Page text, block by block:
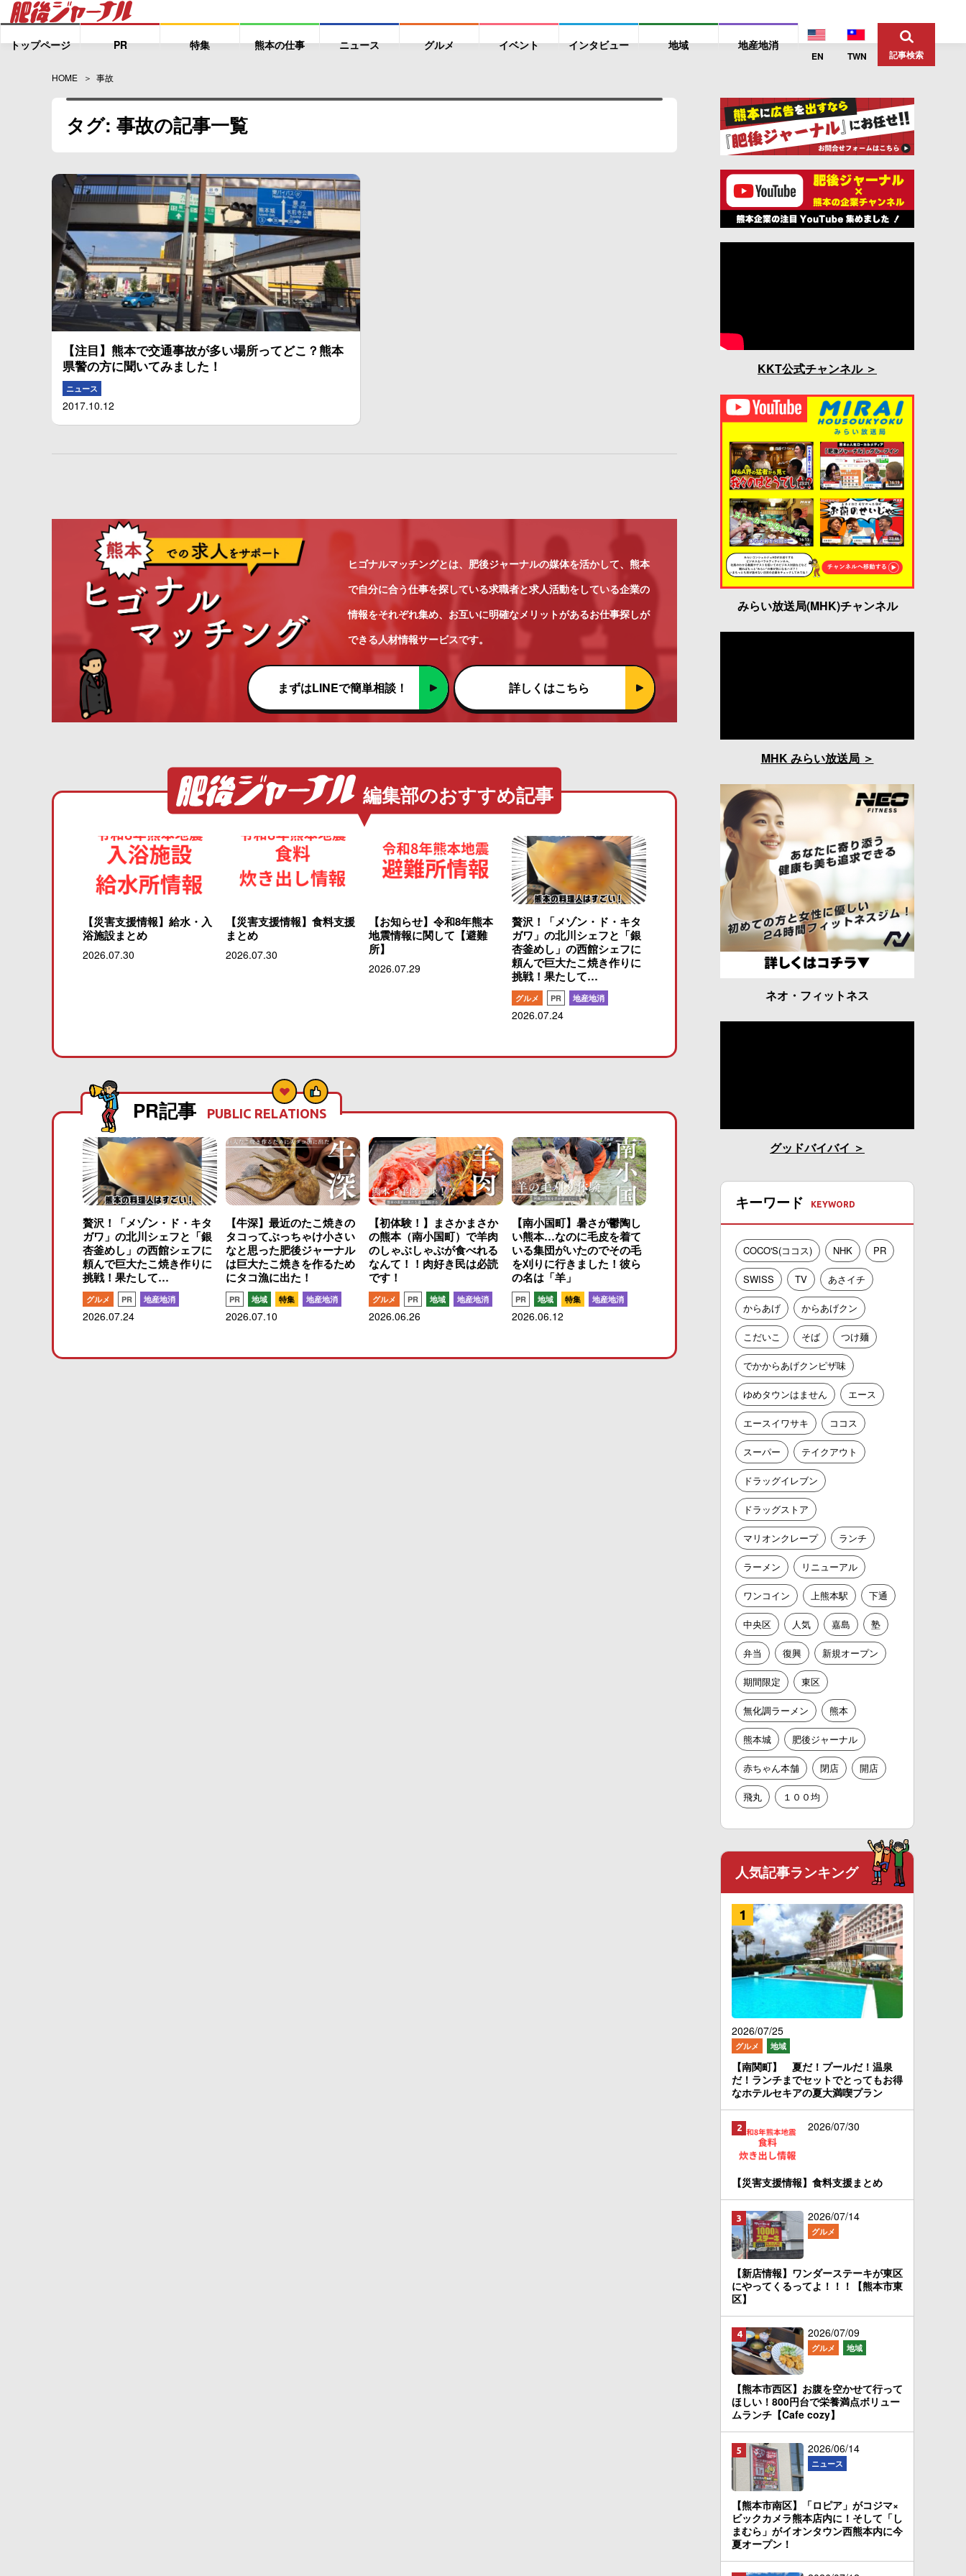
トップページ PR 特集 熊本の仕事 ニュース グルメ イベント インタビュー 地域 地産地消
EN TWN 記事検索
HOME 事故
タグ: 事故の記事一覧
【注目】熊本で交通事故が多い場所ってどこ？熊本
県警の方に聞いてみました！
ニュース
2017.10.12
ヒゴナルマッチングとは、肥後ジャーナルの媒体を活かして、熊本
で自分に合う仕事を探している求職者と求人活動をしている企業の
情報をそれぞれ集め、お互いに明確なメリットがあるお仕事探しが
できる人材情報サービスです。
まずはLINEで簡単相談！ 詳しくはこちら
編集部のおすすめ記事
【災害支援情報】給水・入
浴施設まとめ
2026.07.30
【災害支援情報】食料支援
まとめ
2026.07.30
【お知らせ】令和8年熊本
地震情報に関して【避難
所】
2026.07.29
贅沢！「メゾン・ド・キタ
ガワ」の北川シェフと「銀
杏釜めし」の西館シェフに
頼んで巨大たこ焼き作りに
挑戦！果たして…
グルメ PR 地産地消
2026.07.24
PR記事 PUBLIC RELATIONS
贅沢！「メゾン・ド・キタ
ガワ」の北川シェフと「銀
杏釜めし」の西館シェフに
頼んで巨大たこ焼き作りに
挑戦！果たして…
グルメ PR 地産地消
2026.07.24
【牛深】最近のたこ焼きの
タコってぶっちゃけ小さい
なと思った肥後ジャーナル
は巨大たこ焼きを作るため
にタコ漁に出た！
PR 地域 特集 地産地消
2026.07.10
【初体験！】まさかまさか
の熊本（南小国町）で羊肉
のしゃぶしゃぶが食べれる
なんて！！肉好き民は必読
です！
グルメ PR 地域 地産地消
2026.06.26
【南小国町】暑さが鬱陶し
い熊本…なのに毛皮を着て
いる集団がいたのでその毛
を刈りに行きました！彼ら
の名は「羊」
PR 地域 特集 地産地消
2026.06.12
KKT公式チャンネル
みらい放送局(MHK)チャンネル
MHK みらい放送局
ネオ・フィットネス
グッドバイバイ
キーワード
COCO'S(ココス) NHK PR
SWISS TV あさイチ
からあげ からあげクン
こだいこ そば つけ麺
でかからあげクンピザ味
ゆめタウンはません エース
エースイワサキ ココス
スーパー テイクアウト
ドラッグイレブン
ドラッグストア
マリオンクレープ ランチ
ラーメン リニューアル
ワンコイン 上熊本駅 下通
中央区 人気 嘉島 塾
弁当 復興 新規オープン
期間限定 東区
無化調ラーメン 熊本
熊本城 肥後ジャーナル
赤ちゃん本舗 閉店 開店
飛丸 １００均
人気記事ランキング
2026/07/25
グルメ 地域
【南関町】 夏だ！プールだ！温泉
だ！ランチまでセットでとってもお得
なホテルセキアの夏大満喫プラン
2026/07/30
【災害支援情報】食料支援まとめ
2026/07/14
グルメ
【新店情報】ワンダーステーキが東区
にやってくるってよ！！！【熊本市東
区】
2026/07/09
グルメ 地域
【熊本市西区】お腹を空かせて行って
ほしい！800円台で栄養満点ボリュー
ムランチ【Cafe cozy】
2026/06/14
ニュース
【熊本市南区】「ロピア」がコジマ×
ビックカメラ熊本店内に！そして「し
まむら」がイオンタウン西熊本内に今
夏オープン！